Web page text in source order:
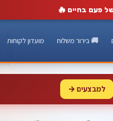
פעם בחיים 🔥
🚚 בירור משלוח מועדון לקוחות
למבצעים →